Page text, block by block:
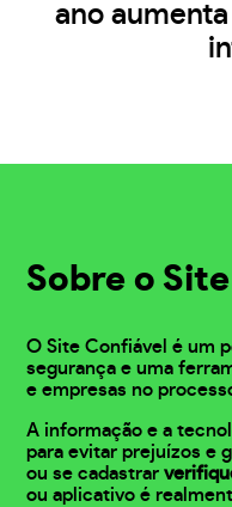
ano
Sobre o
O Site Confiável é um
segurança e uma
e empresas no
A informação e a
para evitar prejuízos e
ou se cadastrar
ou aplicativo é